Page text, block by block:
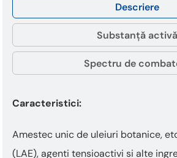
Descriere
Caracteristici:
Amestec unic de uleiuri botanice,
(LAE), agenti tensioactivi si alte
Substanță activă
Spectru de